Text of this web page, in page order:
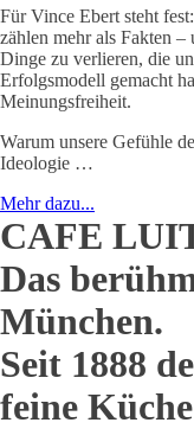
Für Vince Ebert steht
zählen mehr als Fakten
Dinge zu verlieren, die
Erfolgsmodell gemacht
Meinungsfreiheit.
Warum unsere Gefühle
Ideologie …
Mehr dazu...
CAFE
Das
München.
Seit 1888
feine